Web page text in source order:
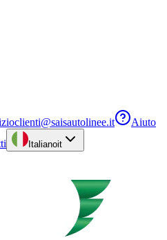
Aiuto
Italianoit